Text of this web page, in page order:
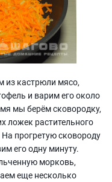
из кастрюли мясо,
и варим его около
мы берём сковородку,
ложек растительного
прогретую сковороду
его одну минуту.
морковь,
еще несколько